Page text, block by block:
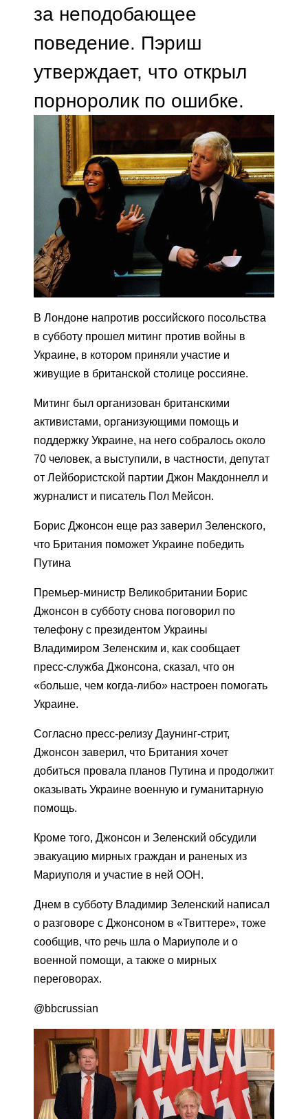
за неподобающее
поведение. Пэриш
утверждает, что открыл
порноролик по ошибке.
В Лондоне напротив российского посольства
в субботу прошел митинг против войны в
Украине, в котором приняли участие и
живущие в британской столице россияне.
Митинг был организован британскими
активистами, организующими помощь и
поддержку Украине, на него собралось около
70 человек, а выступили, в частности, депутат
от Лейбористской партии Джон Макдоннелл и
журналист и писатель Пол Мейсон.
Борис Джонсон еще раз заверил Зеленского,
что Британия поможет Украине победить
Путина
Премьер-министр Великобритании Борис
Джонсон в субботу снова поговорил по
телефону с президентом Украины
Владимиром Зеленским и, как сообщает
пресс-служба Джонсона, сказал, что он
«больше, чем когда-либо» настроен помогать
Украине.
Согласно пресс-релизу Даунинг-стрит,
Джонсон заверил, что Британия хочет
добиться провала планов Путина и продолжит
оказывать Украине военную и гуманитарную
помощь.
Кроме того, Джонсон и Зеленский обсудили
эвакуацию мирных граждан и раненых из
Мариуполя и участие в ней ООН.
Днем в субботу Владимир Зеленский написал
о разговоре с Джонсоном в «Твиттере», тоже
сообщив, что речь шла о Мариуполе и о
военной помощи, а также о мирных
переговорах.
@bbcrussian